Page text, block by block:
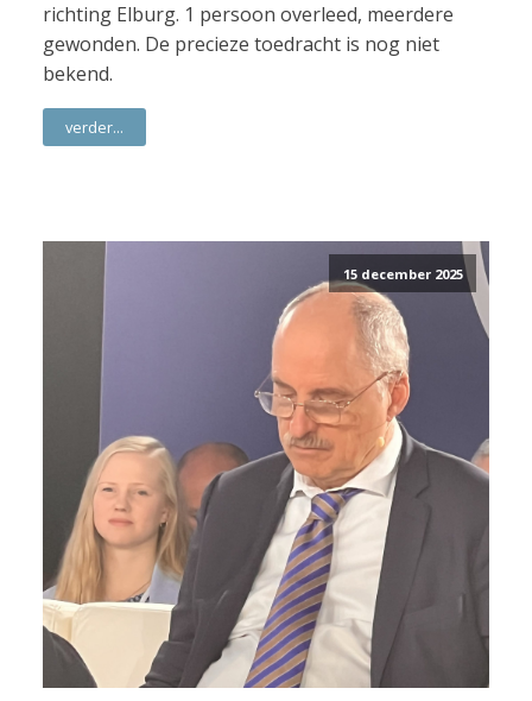
richting Elburg. 1 persoon overleed, meerdere
gewonden. De precieze toedracht is nog niet
bekend.
verder...
15 december 2025